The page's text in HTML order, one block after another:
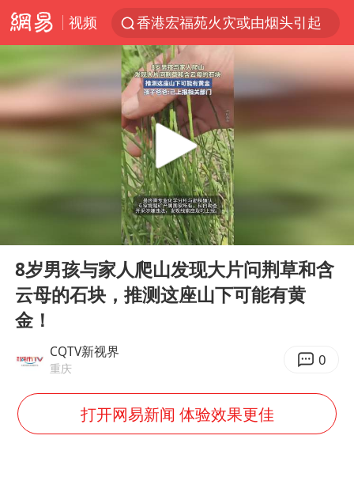
视频
香港宏福苑火灾或由烟头引起
浙江台州《告全体市民书》
美拟年底前首次测试“金穹”反导系统
四川宜宾3.4级地震
多所高校取消艺考
店主称换“青海拉面”招牌后生意更好
伊斯兰版北约来了吗
22岁女生独闯南太行失联12天
张本智和：零封向鹏不意外
Play
8岁男孩与家人爬山发现大片问荆草和含
云母的石块，推测这座山下可能有黄
金！
CQTV新视界
重庆 0
打开网易新闻 体验效果更佳